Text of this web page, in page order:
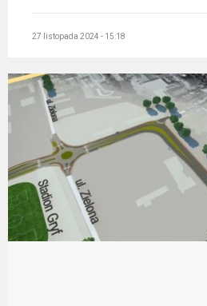
27 listopada 2024 - 15:18